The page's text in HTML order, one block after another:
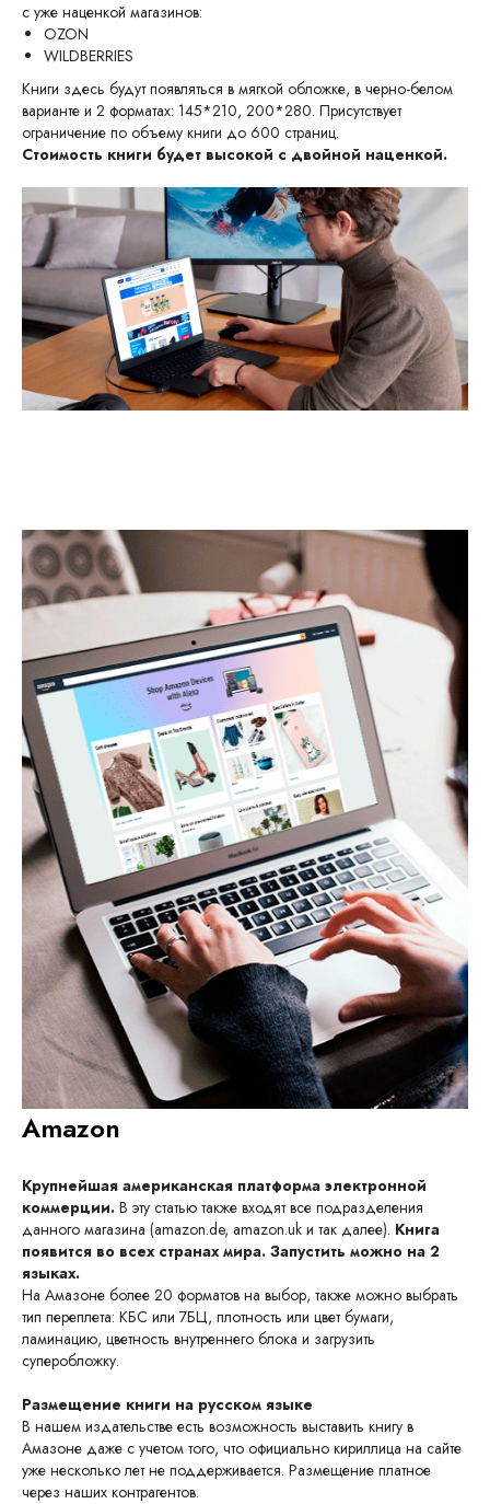
с уже наценкой магазинов:
OZON
WILDBERRIES
Книги здесь будут появляться в мягкой обложке, в черно-белом
варианте и 2 форматах: 145*210, 200*280. Присутствует
ограничение по объему книги до 600 страниц.
Стоимость книги будет высокой с двойной наценкой.
Amazon
Крупнейшая американская платформа электронной
коммерции. В эту статью также входят все подразделения
данного магазина (amazon.de, amazon.uk и так далее). Книга
появится во всех странах мира. Запустить можно на 2
языках.
На Амазоне более 20 форматов на выбор, также можно выбрать
тип переплета: КБС или 7БЦ, плотность или цвет бумаги,
ламинацию, цветность внутреннего блока и загрузить
суперобложку.
Размещение книги на русском языке
В нашем издательстве есть возможность выставить книгу в
Амазоне даже с учетом того, что официально кириллица на сайте
уже несколько лет не поддерживается. Размещение платное
через наших контрагентов.